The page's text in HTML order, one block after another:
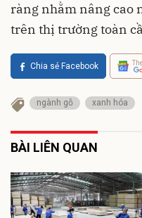
ràng nhằm nâng cao
trên thị trường toàn
Chia sẻ Facebook
ngành gỗ xanh hóa
BÀI LIÊN QUAN